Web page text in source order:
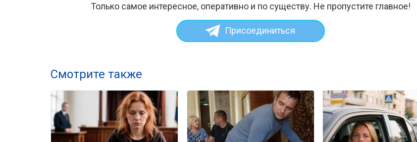
Только самое интересное, оперативно и по существу. Не пропустите главное!
Присоединиться
Смотрите также